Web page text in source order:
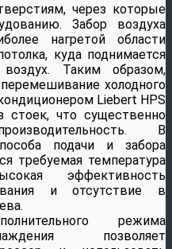
через которые
Забор воздуха
нагретой области
куда поднимается
Таким образом,
холодного
Liebert HPS
стоек, что существенно
В
подачи и забора
требуемая температура
эффективность
и отсутствие в
режима
позволяет